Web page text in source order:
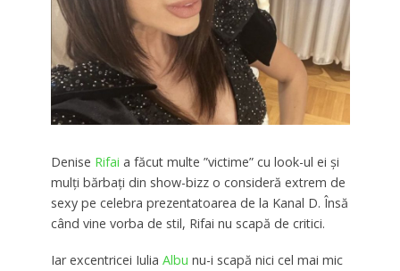
Denise Rifai a făcut multe ”victime” cu look-ul ei și
mulți bărbați din show-bizz o consideră extrem de
sexy pe celebra prezentatoarea de la Kanal D. Însă
când vine vorba de stil, Rifai nu scapă de critici.
Iar excentricei Iulia Albu nu-i scapă nici cel mai mic